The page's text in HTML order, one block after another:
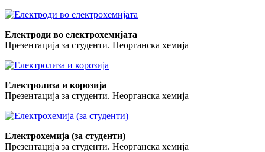
Електроди во електрохемијата
Презентација за студенти. Неорганска хемија
Електролиза и корозија
Презентација за студенти. Неорганска хемија
Електрохемија (за студенти)
Презентација за студенти. Неорганска хемија